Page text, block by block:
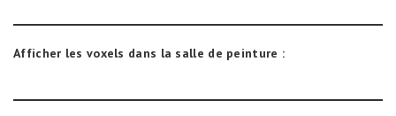
Afficher les voxels dans la salle de peinture :